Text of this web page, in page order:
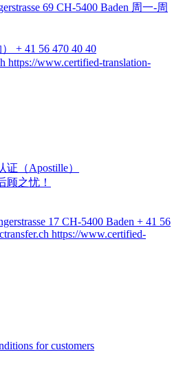
69 CH-5400 Baden 周一-周
+ 41 56 470 40 40
https://www.certified-translation-
（Apostille）
顾之忧！
17 CH-5400 Baden + 41 56
https://www.certified-
for customers